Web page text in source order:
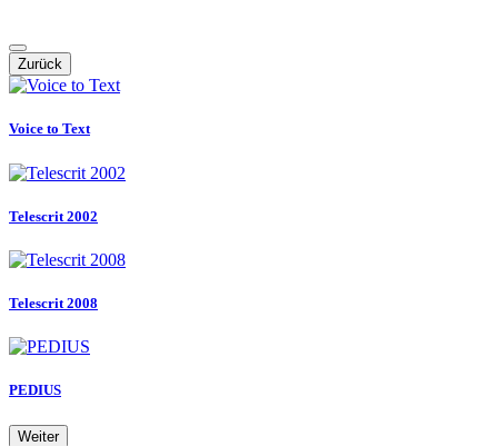
Zurück
Voice to Text
Telescrit 2002
Telescrit 2008
PEDIUS
Weiter